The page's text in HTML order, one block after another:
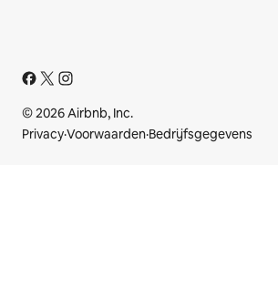
© 2026 Airbnb, Inc.
Privacy·Voorwaarden·Bedrijfsgegevens